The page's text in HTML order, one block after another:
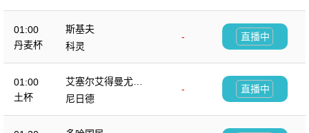
01:00
丹麦杯
斯基夫
-
科灵
直播中
01:00
土杯
艾塞尔艾得曼尤尔
杜
-
尼日德
直播中